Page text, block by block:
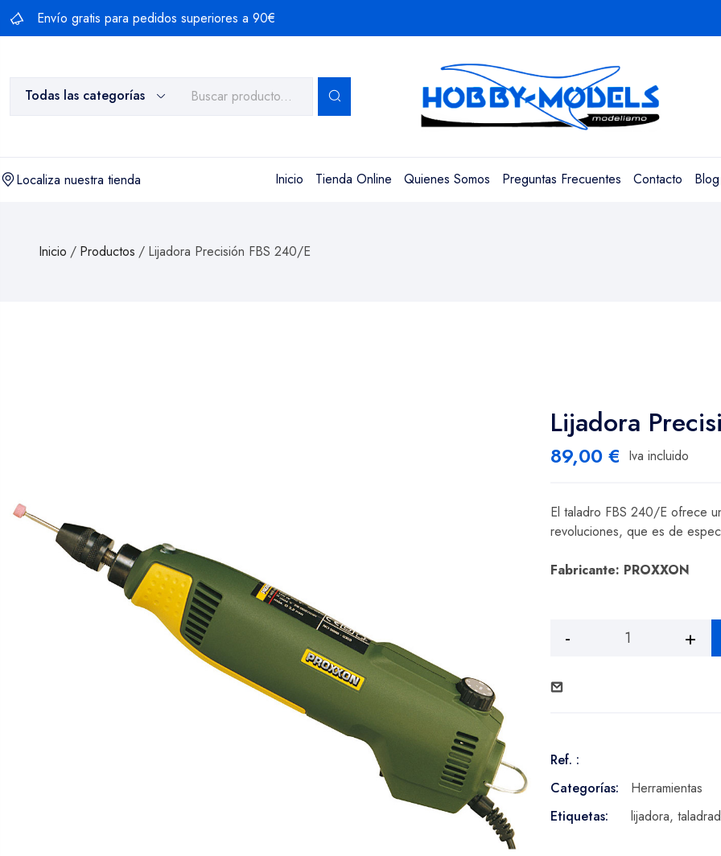
Saltar
Envío gratis para pedidos superiores a 90€
Todas las categorías
Localiza nuestra tienda Inicio Tienda Online Quienes Somos Preguntas Frecuentes Contacto Blog
Inicio / Productos / Lijadora Precisión FBS 240/E
Lijadora
89,00 € Iva incluido
El taladro FBS 240/E ofrece
revoluciones, que es de
Fabricante: PROXXON
Lijadora
FBS
Ref. :
Categorías:
Herramientas
Etiquetas:
lijadora,